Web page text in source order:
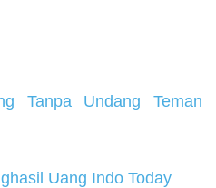
Tanpa Undang Teman
Uang Indo Today